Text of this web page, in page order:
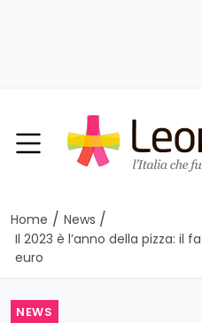
Home / News /
Il 2023 è l’anno della pizza: il
euro
NEWS